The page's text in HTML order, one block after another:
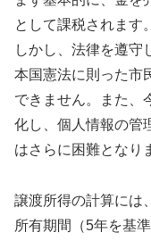
として課税されます。
しかし、法律を遵守
本国憲法に則った市
できません。また、
化し、個人情報の管
はさらに困難となり
譲渡所得の計算には
所有期間（5年を基